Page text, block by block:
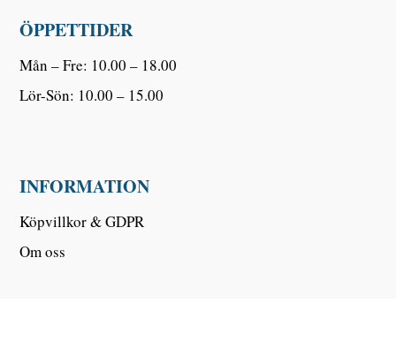
ÖPPETTIDER
Mån – Fre: 10.00 – 18.00
Lör-Sön: 10.00 – 15.00
INFORMATION
Köpvillkor & GDPR
Om oss